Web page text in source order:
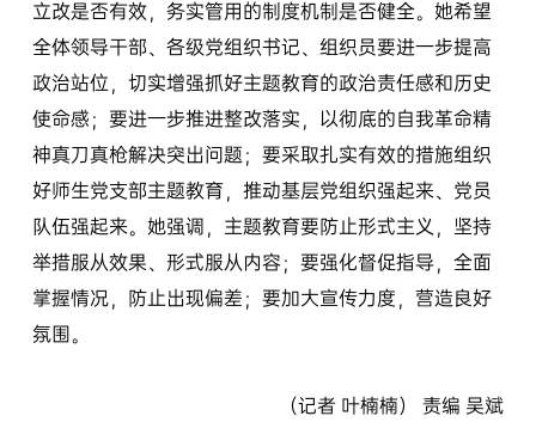
立改是否有效，务实管用的制度机制是否健全。她希望
全体领导干部、各级党组织书记、组织员要进一步提高
政治站位，切实增强抓好主题教育的政治责任感和历史
使命感；要进一步推进整改落实，以彻底的自我革命精
神真刀真枪解决突出问题；要采取扎实有效的措施组织
好师生党支部主题教育，推动基层党组织强起来、党员
队伍强起来。她强调，主题教育要防止形式主义，坚持
举措服从效果、形式服从内容；要强化督促指导，全面
掌握情况，防止出现偏差；要加大宣传力度，营造良好
氛围。
（记者 叶楠楠） 责编 吴斌